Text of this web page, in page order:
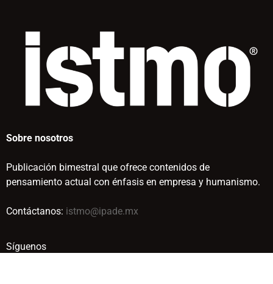
Sobre nosotros
Publicación bimestral que ofrece contenidos de
pensamiento actual con énfasis en empresa y humanismo.
Contáctanos: istmo@ipade.mx
Síguenos